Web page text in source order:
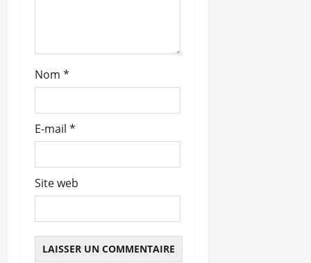
Nom *
E-mail *
Site web